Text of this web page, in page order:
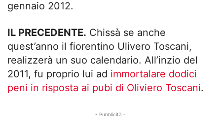
gennaio 2012.
IL PRECEDENTE. Chissà se anche
quest’anno il fiorentino Ulivero Toscani,
realizzerà un suo calendario. All’inzio del
2011, fu proprio lui ad immortalare dodici
peni in risposta ai pubi di Oliviero Toscani.
- Pubblicità -